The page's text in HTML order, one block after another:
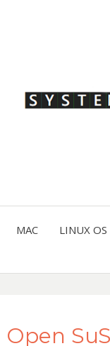
MAC LINUX OS
Open